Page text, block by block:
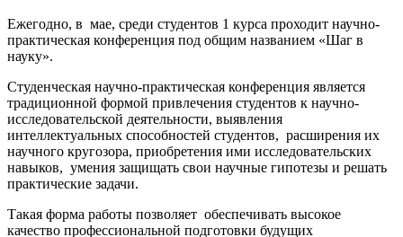
Ежегодно, в мае, среди студентов 1 курса проходит научно-
практическая конференция под общим названием «Шаг в
науку».
Студенческая научно-практическая конференция является
традиционной формой привлечения студентов к научно-
исследовательской деятельности, выявления
интеллектуальных способностей студентов, расширения их
научного кругозора, приобретения ими исследовательских
навыков, умения защищать свои научные гипотезы и решать
практические задачи.
Такая форма работы позволяет обеспечивать высокое
качество профессиональной подготовки будущих